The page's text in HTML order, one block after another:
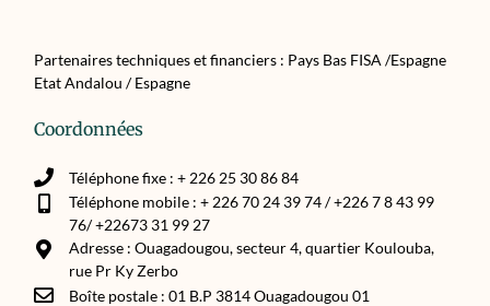
Partenaires techniques et financiers : Pays Bas FISA /Espagne
Etat Andalou / Espagne
Coordonnées
Téléphone fixe : + 226 25 30 86 84
Téléphone mobile : + 226 70 24 39 74 / +226 7 8 43 99
76/ +22673 31 99 27
Adresse : Ouagadougou, secteur 4, quartier Koulouba,
rue Pr Ky Zerbo
Boîte postale : 01 B.P 3814 Ouagadougou 01